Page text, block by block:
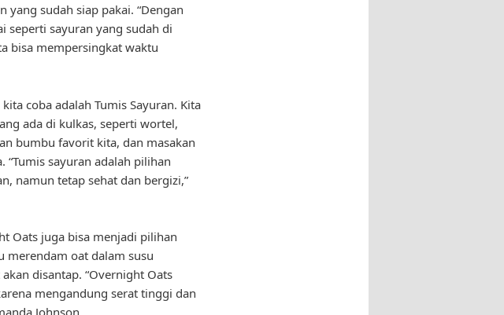
yang sudah siap pakai. “Dengan
seperti sayuran yang sudah di
bisa mempersingkat waktu
coba adalah Tumis Sayuran. Kita
ada di kulkas, seperti wortel,
bumbu favorit kita, dan masakan
“Tumis sayuran adalah pilihan
namun tetap sehat dan bergizi,”
Oats juga bisa menjadi pilihan
merendam oat dalam susu
disantap. “Overnight Oats
mengandung serat tinggi dan